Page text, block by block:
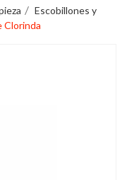
Escobillones y
Clorinda